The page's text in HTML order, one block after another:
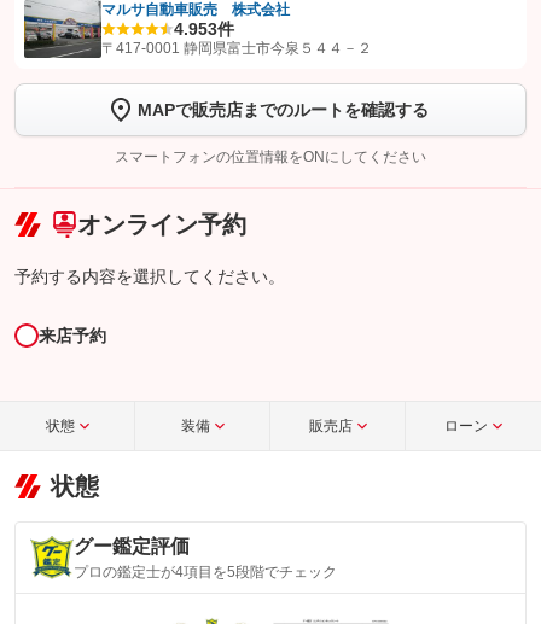
【STEP1】認証画面でグーネットを友だち追加してから「許可する」ボタンを押
トーク画面で
ボタンをタップして問い合わせを
完了してください。
こちら
マルサ自動車販売 株式会社
4.953件
〒417-0001 静岡県富士市今泉５４４－２
MAPで販売店までのルートを確認する
スマートフォンの位置情報をONにしてください
オンライン予約
予約する内容を選択してください。
来店予約
状態 装備 販売店 ローン
状態
グー鑑定評価
プロの鑑定士が4項目を5段階でチェック